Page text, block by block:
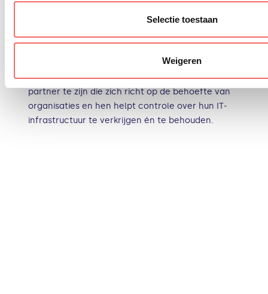
Selectie toestaan
Weigeren
wordende wereld wordt iedereen steeds
afhankelijker van IT. PQR streeft ernaar de beste
partner te zijn die zich richt op de behoefte van
organisaties en hen helpt controle over hun IT-
infrastructuur te verkrijgen én te behouden.